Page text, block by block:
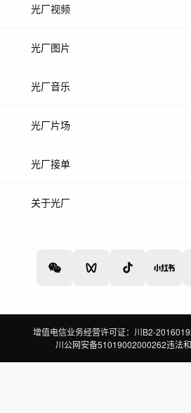
光厂视频
上传视频
光厂图片
上传图片
光厂音乐
热门音乐
光厂片场
上传案例
光厂接单
上架服务
关于光厂
增值电信业务经营许可证：川B2-
川公网安备51019002000262违法